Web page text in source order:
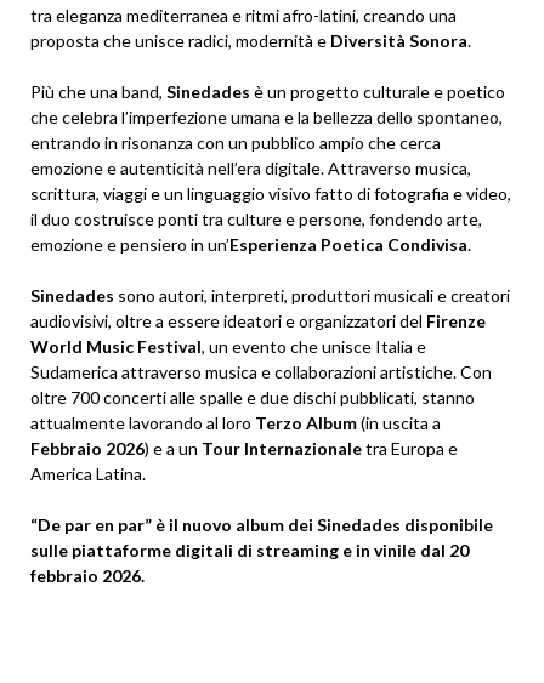
tra eleganza mediterranea e ritmi afro-latini, creando una
proposta che unisce radici, modernità e Diversità Sonora.
Più che una band, Sinedades è un progetto culturale e poetico
che celebra l’imperfezione umana e la bellezza dello spontaneo,
entrando in risonanza con un pubblico ampio che cerca
emozione e autenticità nell’era digitale. Attraverso musica,
scrittura, viaggi e un linguaggio visivo fatto di fotografia e video,
il duo costruisce ponti tra culture e persone, fondendo arte,
emozione e pensiero in un’Esperienza Poetica Condivisa.
Sinedades sono autori, interpreti, produttori musicali e creatori
audiovisivi, oltre a essere ideatori e organizzatori del Firenze
World Music Festival, un evento che unisce Italia e
Sudamerica attraverso musica e collaborazioni artistiche. Con
oltre 700 concerti alle spalle e due dischi pubblicati, stanno
attualmente lavorando al loro Terzo Album(in uscita a
Febbraio 2026) e a un Tour Internazionaletra Europa e
America Latina.
“De par en par” è il nuovo album dei Sinedades disponibile
sulle piattaforme digitali di streaming e in vinile dal 20
febbraio 2026.